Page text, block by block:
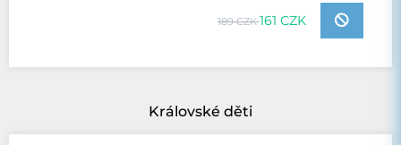
189 CZK161 CZK
Královské děti